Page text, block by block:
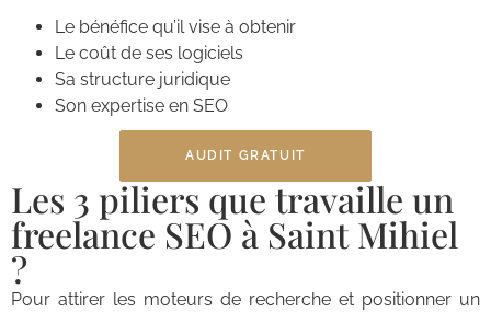
Le bénéfice qu’il vise à obtenir
Le coût de ses logiciels
Sa structure juridique
Son expertise en SEO
AUDIT GRATUIT
Les 3 piliers que travaille un
freelance SEO à Saint Mihiel
?
Pour attirer les moteurs de recherche et positionner un